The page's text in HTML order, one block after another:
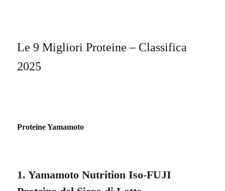
Le 9 Migliori Proteine – Classifica
2025
Proteine Yamamoto
1. Yamamoto Nutrition Iso-FUJI